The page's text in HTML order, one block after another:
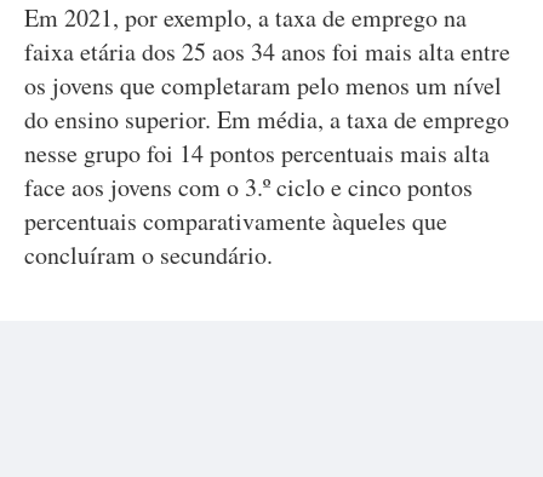
Em 2021, por exemplo, a taxa de emprego na
faixa etária dos 25 aos 34 anos foi mais alta entre
os jovens que completaram pelo menos um nível
do ensino superior. Em média, a taxa de emprego
nesse grupo foi 14 pontos percentuais mais alta
face aos jovens com o 3.º ciclo e cinco pontos
percentuais comparativamente àqueles que
concluíram o secundário.